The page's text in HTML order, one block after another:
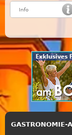
GASTRONOMIE-